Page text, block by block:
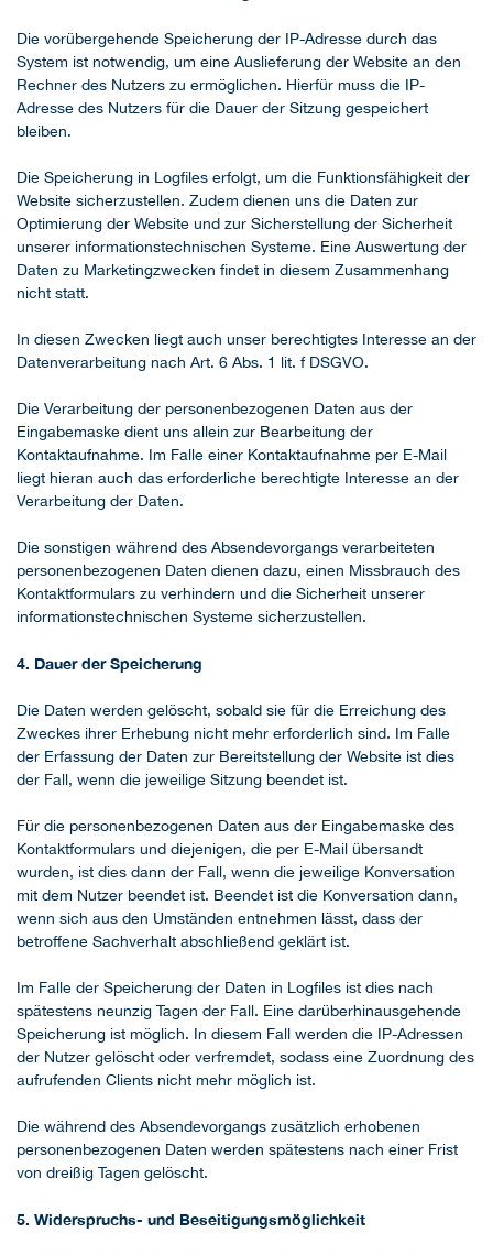
Die vorübergehende Speicherung der IP-Adresse durch das
System ist notwendig, um eine Auslieferung der Website an den
Rechner des Nutzers zu ermöglichen. Hierfür muss die IP-
Adresse des Nutzers für die Dauer der Sitzung gespeichert
bleiben.
Die Speicherung in Logfiles erfolgt, um die Funktionsfähigkeit der
Website sicherzustellen. Zudem dienen uns die Daten zur
Optimierung der Website und zur Sicherstellung der Sicherheit
unserer informationstechnischen Systeme. Eine Auswertung der
Daten zu Marketingzwecken findet in diesem Zusammenhang
nicht statt.
In diesen Zwecken liegt auch unser berechtigtes Interesse an der
Datenverarbeitung nach Art. 6 Abs. 1 lit. f DSGVO.
Die Verarbeitung der personenbezogenen Daten aus der
Eingabemaske dient uns allein zur Bearbeitung der
Kontaktaufnahme. Im Falle einer Kontaktaufnahme per E-Mail
liegt hieran auch das erforderliche berechtigte Interesse an der
Verarbeitung der Daten.
Die sonstigen während des Absendevorgangs verarbeiteten
personenbezogenen Daten dienen dazu, einen Missbrauch des
Kontaktformulars zu verhindern und die Sicherheit unserer
informationstechnischen Systeme sicherzustellen.
4. Dauer der Speicherung
Die Daten werden gelöscht, sobald sie für die Erreichung des
Zweckes ihrer Erhebung nicht mehr erforderlich sind. Im Falle
der Erfassung der Daten zur Bereitstellung der Website ist dies
der Fall, wenn die jeweilige Sitzung beendet ist.
Für die personenbezogenen Daten aus der Eingabemaske des
Kontaktformulars und diejenigen, die per E-Mail übersandt
wurden, ist dies dann der Fall, wenn die jeweilige Konversation
mit dem Nutzer beendet ist. Beendet ist die Konversation dann,
wenn sich aus den Umständen entnehmen lässt, dass der
betroffene Sachverhalt abschließend geklärt ist.
Im Falle der Speicherung der Daten in Logfiles ist dies nach
spätestens neunzig Tagen der Fall. Eine darüberhinausgehende
Speicherung ist möglich. In diesem Fall werden die IP-Adressen
der Nutzer gelöscht oder verfremdet, sodass eine Zuordnung des
aufrufenden Clients nicht mehr möglich ist.
Die während des Absendevorgangs zusätzlich erhobenen
personenbezogenen Daten werden spätestens nach einer Frist
von dreißig Tagen gelöscht.
5. Widerspruchs- und Beseitigungsmöglichkeit